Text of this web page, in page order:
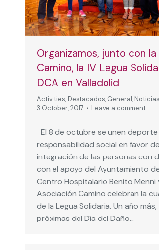
Organizamos, junto con
Camino, la IV Legua
DCA en Valladolid
Activities, Destacados, General, Noticias
3 October, 2017
Leave a comment
El 8 de octubre se unen
responsabilidad social en favor
integración de las personas con
con el apoyo del Ayuntamiento
Centro Hospitalario Benito Menni
Asociación Camino celebran la
de la Legua Solidaria. Un año
próximas del Día del Daño…